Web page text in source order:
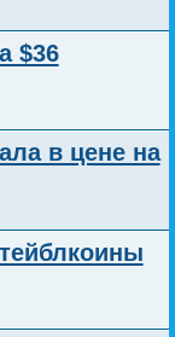
$36
в цене на